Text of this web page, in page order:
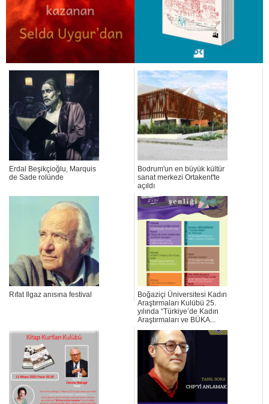
Erdal Beşikçioğlu, Marquis
de Sade rolünde
Bodrum'un en büyük kültür
sanat merkezi Ortakent'te
açıldı
Rıfat Ilgaz anısına festival
Boğaziçi Üniversitesi Kadın
Araştırmaları Kulübü 25.
yılında “Türkiye’de Kadın
Araştırmaları ve BÜKA...